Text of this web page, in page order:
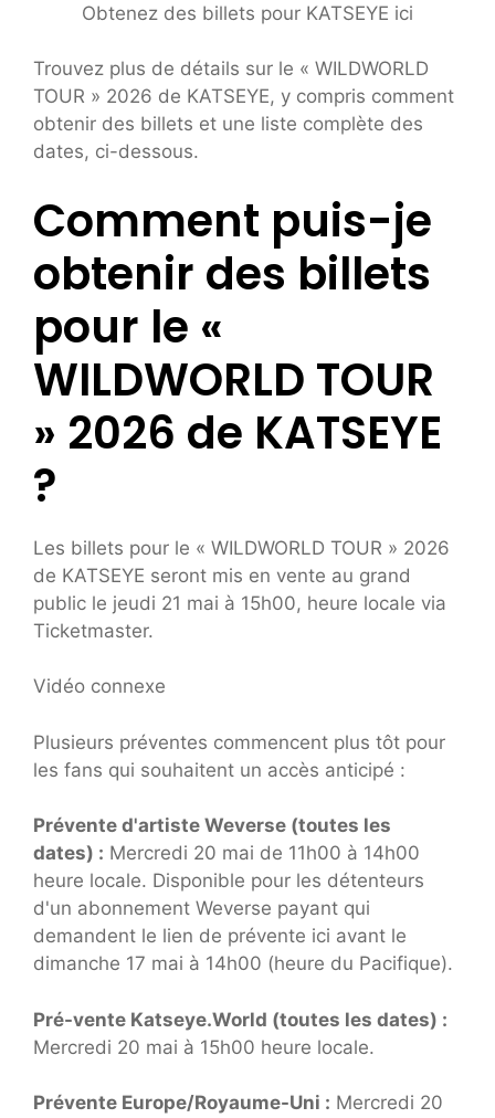
Obtenez des billets pour KATSEYE ici
Trouvez plus de détails sur le « WILDWORLD
TOUR » 2026 de KATSEYE, y compris comment
obtenir des billets et une liste complète des
dates, ci-dessous.
Comment puis-je
obtenir des billets
pour le «
WILDWORLD TOUR
» 2026 de KATSEYE
?
Les billets pour le « WILDWORLD TOUR » 2026
de KATSEYE seront mis en vente au grand
public le jeudi 21 mai à 15h00, heure locale via
Ticketmaster.
Vidéo connexe
Plusieurs préventes commencent plus tôt pour
les fans qui souhaitent un accès anticipé :
Prévente d'artiste Weverse (toutes les
dates) : Mercredi 20 mai de 11h00 à 14h00
heure locale. Disponible pour les détenteurs
d'un abonnement Weverse payant qui
demandent le lien de prévente ici avant le
dimanche 17 mai à 14h00 (heure du Pacifique).
Pré-vente Katseye.World (toutes les dates) :
Mercredi 20 mai à 15h00 heure locale.
Prévente Europe/Royaume-Uni : Mercredi 20